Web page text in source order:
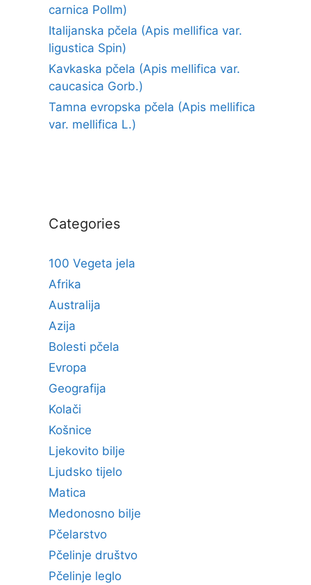
carnica Pollm)
Italijanska pčela (Apis mellifica var.
ligustica Spin)
Kavkaska pčela (Apis mellifica var.
caucasica Gorb.)
Tamna evropska pčela (Apis mellifica
var. mellifica L.)
Categories
100 Vegeta jela
Afrika
Australija
Azija
Bolesti pčela
Evropa
Geografija
Kolači
Košnice
Ljekovito bilje
Ljudsko tijelo
Matica
Medonosno bilje
Pčelarstvo
Pčelinje društvo
Pčelinje leglo